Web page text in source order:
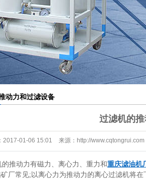
纸滤布
控制器
动力和过滤设备
过滤机的
2017-01-06 15:01 来源： http://www.cqtongrui.com
推动力有磁力、离心力、重力和重庆滤油机
厂常见;以离心力为推动力的离心过滤机将